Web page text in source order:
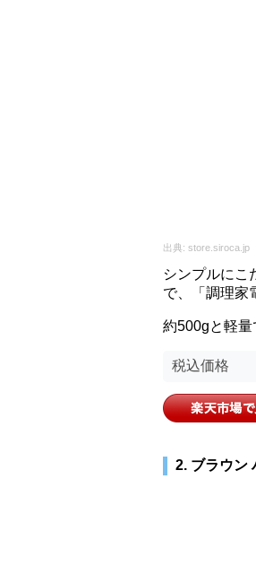
出典: store.siroca.jp
シンプルにこ
で、「調理家
約500gと軽量
税込価格
2. ブラウン